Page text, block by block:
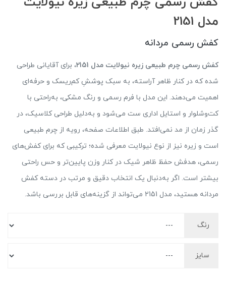
مدل 2151
کفش رسمی مردانه
کفش رسمی چرم طبیعی زیره نیولایت مدل 2151
، برای آقایانی طراحی
شده که در کنار ظاهر آراسته، به سبک پوششِ کم‌ریسک و حرفه‌ای
اهمیت می‌دهند. این مدل با فرم رسمی و رنگ مشکی، به‌راحتی با
کت‌وشلوار و استایل اداری ست می‌شود و به‌دلیل طراحی کلاسیک، در
گذر زمان از مد نمی‌افتد. طبق اطلاعات صفحه، رویه از چرم طبیعی
است و زیره نیز از نوع نیولایت معرفی شده؛ ترکیبی که برای کفش‌های
رسمی، هدفش حفظ ظاهر شیک در کنار وزن پایین‌تر و حس راحتی
بیشتر است. اگر به‌دنبال یک انتخاب دقیق و مرتب در دسته کفش
مردانه هستید، مدل 2151 می‌تواند از گزینه‌های قابل بررسی باشد.
رنگ
سایز